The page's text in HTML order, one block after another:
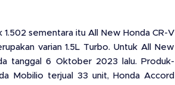
sementara itu All New Honda CR-V
varian 1.5L Turbo. Untuk All New
tanggal 6 Oktober 2023 lalu. Produk-
Mobilio terjual 33 unit, Honda Accord